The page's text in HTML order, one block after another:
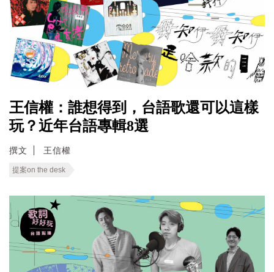
王信權：誰想得到，台語歌還可以這樣
玩？近年台語專輯8選
撰文 王信權
提案on the desk